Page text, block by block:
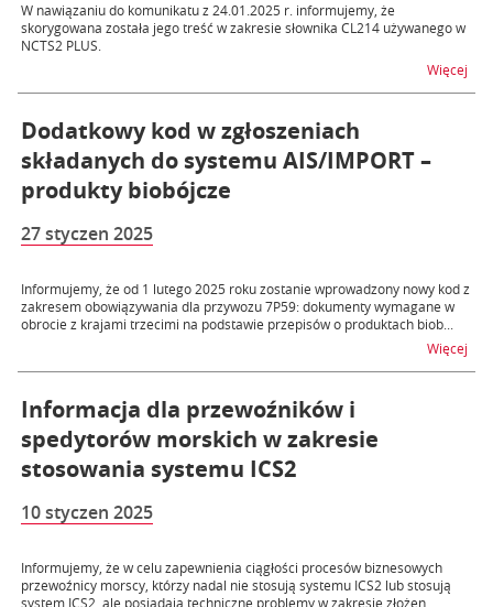
W nawiązaniu do komunikatu z 24.01.2025 r. informujemy, że
skorygowana została jego treść w zakresie słownika CL214 używanego w
NCTS2 PLUS.
Więcej
Dodatkowy kod w zgłoszeniach
składanych do systemu AIS/IMPORT –
produkty biobójcze
27 styczen 2025
Informujemy, że od 1 lutego 2025 roku zostanie wprowadzony nowy kod z
zakresem obowiązywania dla przywozu 7P59: dokumenty wymagane w
obrocie z krajami trzecimi na podstawie przepisów o produktach biob...
Więcej
Informacja dla przewoźników i
spedytorów morskich w zakresie
stosowania systemu ICS2
10 styczen 2025
Informujemy, że w celu zapewnienia ciągłości procesów biznesowych
przewoźnicy morscy, którzy nadal nie stosują systemu ICS2 lub stosują
system ICS2, ale posiadają techniczne problemy w zakresie złożen...